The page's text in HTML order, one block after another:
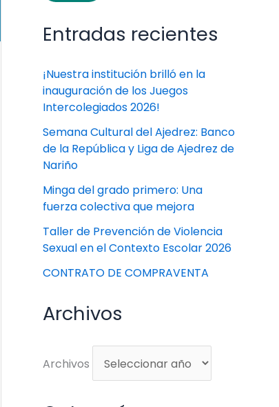
Entradas recientes
¡Nuestra institución brilló en la
inauguración de los Juegos
Intercolegiados 2026!
Semana Cultural del Ajedrez: Banco
de la República y Liga de Ajedrez de
Nariño
Minga del grado primero: Una
fuerza colectiva que mejora
Taller de Prevención de Violencia
Sexual en el Contexto Escolar 2026
CONTRATO DE COMPRAVENTA
Archivos
Archivos